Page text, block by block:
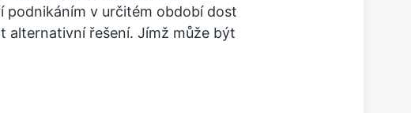
podnikáním v určitém období dost
alternativní řešení. Jímž může být